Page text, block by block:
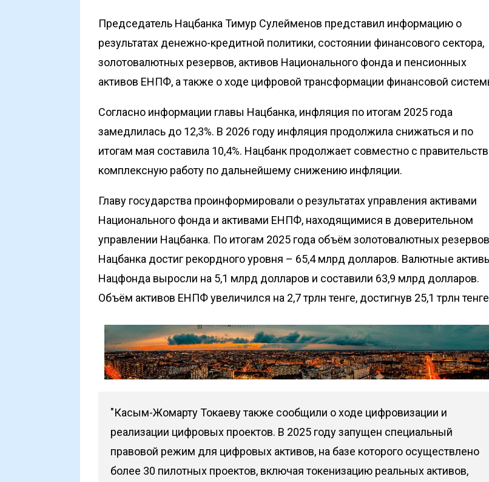
Председатель Нацбанка Тимур Сулейменов представил информацию о
результатах денежно-кредитной политики, состоянии финансового сектора,
золотовалютных резервов, активов Национального фонда и пенсионных
активов ЕНПФ, а также о ходе цифровой трансформации финансовой
Согласно информации главы Нацбанка, инфляция по итогам 2025 года
замедлилась до 12,3%. В 2026 году инфляция продолжила снижаться и по
итогам мая составила 10,4%. Нацбанк продолжает совместно с
комплексную работу по дальнейшему снижению инфляции.
Главу государства проинформировали о результатах управления активами
Национального фонда и активами ЕНПФ, находящимися в доверительном
управлении Нацбанка. По итогам 2025 года объём золотовалютных резервов
Нацбанка достиг рекордного уровня – 65,4 млрд долларов. Валютные
Нацфонда выросли на 5,1 млрд долларов и составили 63,9 млрд долларов.
Объём активов ЕНПФ увеличился на 2,7 трлн тенге, достигнув 25,1 трлн
"Касым-Жомарту Токаеву также сообщили о ходе цифровизации и
реализации цифровых проектов. В 2025 году запущен специальный
правовой режим для цифровых активов, на базе которого осуществлено
более 30 пилотных проектов, включая токенизацию реальных активов,